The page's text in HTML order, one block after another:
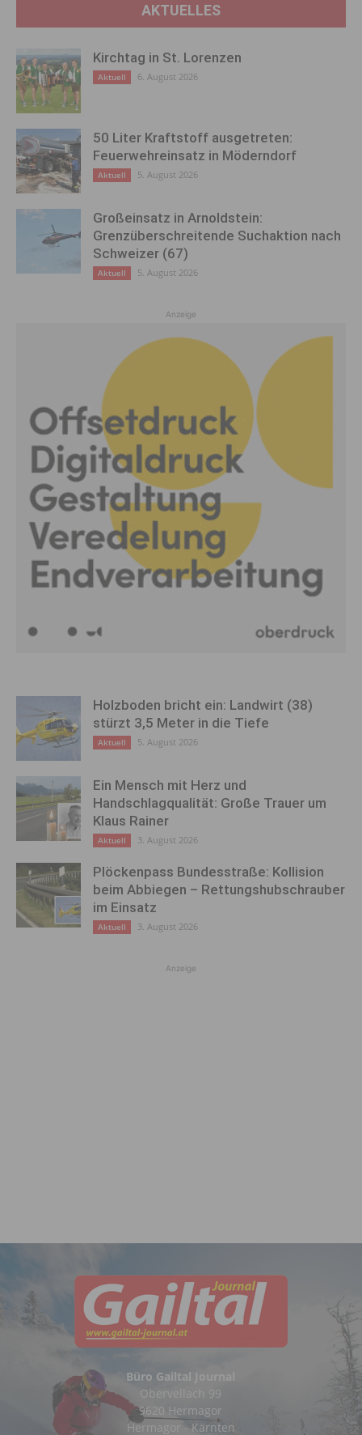
AKTUELLES
Kirchtag in St. Lorenzen
Aktuell 6. August 2026
50 Liter Kraftstoff ausgetreten:
Feuerwehreinsatz in Möderndorf
Aktuell 5. August 2026
Großeinsatz in Arnoldstein:
Grenzüberschreitende Suchaktion nach
Schweizer (67)
Aktuell 5. August 2026
Anzeige
Holzboden bricht ein: Landwirt (38)
stürzt 3,5 Meter in die Tiefe
Aktuell 5. August 2026
Ein Mensch mit Herz und
Handschlagqualität: Große Trauer um
Klaus Rainer
Aktuell 3. August 2026
Plöckenpass Bundesstraße: Kollision
beim Abbiegen – Rettungshubschrauber
im Einsatz
Aktuell 3. August 2026
Anzeige
Büro Gailtal Journal
Obervellach 99
9620 Hermagor
Hermagor - Kärnten